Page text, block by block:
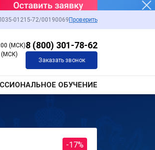
01215-72/00190069 Проверить
(МСК)
(МСК)
8 (800) 301-78-62
Заказать звонок
ОБУЧЕНИЕ
-17%